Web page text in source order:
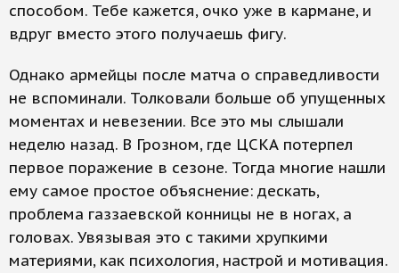
способом. Тебе кажется, очко уже в кармане, и
вдруг вместо этого получаешь фигу.
Однако армейцы после матча о справедливости
не вспоминали. Толковали больше об упущенных
моментах и невезении. Все это мы слышали
неделю назад. В Грозном, где ЦСКА потерпел
первое поражение в сезоне. Тогда многие нашли
ему самое простое объяснение: дескать,
проблема газзаевской конницы не в ногах, а
головах. Увязывая это с такими хрупкими
материями, как психология, настрой и мотивация.